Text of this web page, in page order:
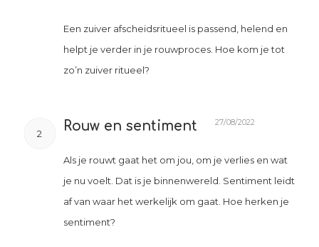
Een zuiver afscheidsritueel is passend, helend en
helpt je verder in je rouwproces. Hoe kom je tot
zo’n zuiver ritueel?
2 Rouw en sentiment 27/08/2022
Als je rouwt gaat het om jou, om je verlies en wat
je nu voelt. Dat is je binnenwereld. Sentiment leidt
af van waar het werkelijk om gaat. Hoe herken je
sentiment?